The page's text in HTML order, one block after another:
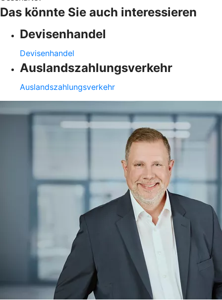
Das könnte Sie auch interessieren
Devisenhandel
Devisenhandel
Auslandszahlungsverkehr
Auslandszahlungsverkehr